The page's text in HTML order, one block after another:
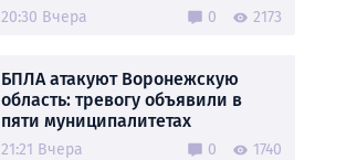
20:30 Вчера 0 2173
БПЛА атакуют Воронежскую
область: тревогу объявили в
пяти муниципалитетах
21:21 Вчера 0 1740